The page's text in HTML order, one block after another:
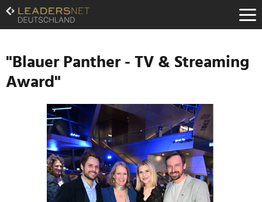
Zum
Inhalt
Zur
Navigation
Zur
Hauptnavigation
"Blauer Panther - TV & Streaming
Award"